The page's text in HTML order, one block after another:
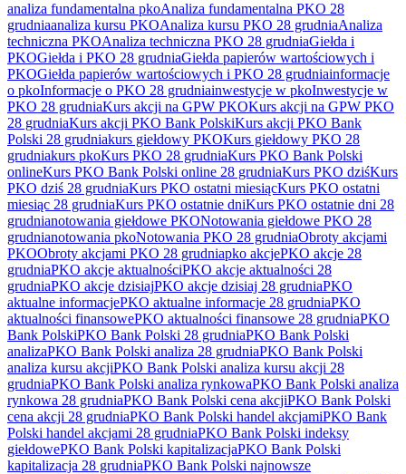
analiza fundamentalna pkoAnaliza fundamentalna PKO 28
grudniaanaliza kursu PKOAnaliza kursu PKO 28 grudniaAnaliza
techniczna PKOAnaliza techniczna PKO 28 grudniaGiełda i
PKOGiełda i PKO 28 grudniaGiełda papierów wartościowych i
PKOGiełda papierów wartościowych i PKO 28 grudniainformacje
o pkoInformacje o PKO 28 grudniainwestycje w pkoInwestycje w
PKO 28 grudniaKurs akcji na GPW PKOKurs akcji na GPW PKO
28 grudniaKurs akcji PKO Bank PolskiKurs akcji PKO Bank
Polski 28 grudniakurs giełdowy PKOKurs giełdowy PKO 28
grudniakurs pkoKurs PKO 28 grudniaKurs PKO Bank Polski
onlineKurs PKO Bank Polski online 28 grudniaKurs PKO dziśKurs
PKO dziś 28 grudniaKurs PKO ostatni miesiącKurs PKO ostatni
miesiąc 28 grudniaKurs PKO ostatnie dniKurs PKO ostatnie dni 28
grudnianotowania giełdowe PKONotowania giełdowe PKO 28
grudnianotowania pkoNotowania PKO 28 grudniaObroty akcjami
PKOObroty akcjami PKO 28 grudniapko akcjePKO akcje 28
grudniaPKO akcje aktualnościPKO akcje aktualności 28
grudniaPKO akcje dzisiajPKO akcje dzisiaj 28 grudniaPKO
aktualne informacjePKO aktualne informacje 28 grudniaPKO
aktualności finansowePKO aktualności finansowe 28 grudniaPKO
Bank PolskiPKO Bank Polski 28 grudniaPKO Bank Polski
analizaPKO Bank Polski analiza 28 grudniaPKO Bank Polski
analiza kursu akcjiPKO Bank Polski analiza kursu akcji 28
grudniaPKO Bank Polski analiza rynkowaPKO Bank Polski analiza
rynkowa 28 grudniaPKO Bank Polski cena akcjiPKO Bank Polski
cena akcji 28 grudniaPKO Bank Polski handel akcjamiPKO Bank
Polski handel akcjami 28 grudniaPKO Bank Polski indeksy
giełdowePKO Bank Polski kapitalizacjaPKO Bank Polski
kapitalizacja 28 grudniaPKO Bank Polski najnowsze